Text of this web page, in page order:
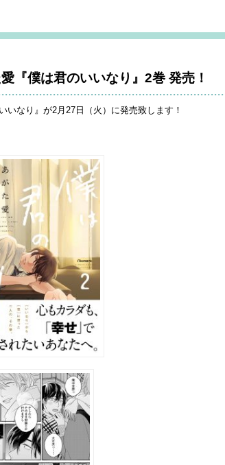
『僕は君のいいなり』2巻 発売！
いなり』が2月27日（火）に発売致します！